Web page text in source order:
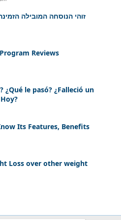
Reviews
¿Qué le pasó? ¿Falleció un
Its Features, Benefits
Loss over other weight